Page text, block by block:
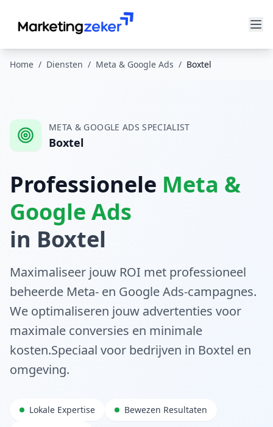
Home / Diensten / Meta & Google Ads / Boxtel
META & GOOGLE ADS SPECIALIST
Boxtel
Professionele Meta &
Google Ads
in Boxtel
Maximaliseer jouw ROI met professioneel
beheerde Meta- en Google Ads-campagnes.
We optimaliseren jouw advertenties voor
maximale conversies en minimale
kosten.Speciaal voor bedrijven in Boxtel en
omgeving.
Lokale Expertise
Bewezen Resultaten